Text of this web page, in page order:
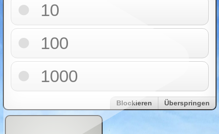
10
100
1000
Blockieren Überspringen